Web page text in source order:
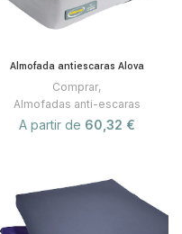
Almofada antiescaras Alova
Comprar,
Almofadas anti-escaras
A partir de 60,32 €